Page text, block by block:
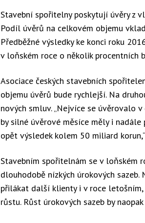
Stavební spořitelny poskytují úvěry z
Podíl úvěrů na celkovém objemu
Předběžné výsledky ke konci roku
v loňském roce o několik procentních
Asociace českých stavebních
objemu úvěrů bude rychlejší. Na
nových smluv. „Nejvíce se úvěrovalo
by silné úvěrové měsíce měly i
opět výsledek kolem 50 miliard
Stavebním spořitelnám se v loňském
dlouhodobě nízkých úrokových
přilákat další klienty i v roce
růstu. Růst úrokových sazeb by